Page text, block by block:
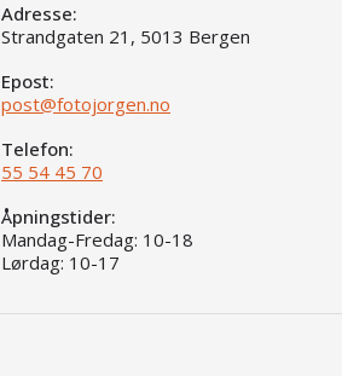
Adresse:
Strandgaten 21, 5013 Bergen
Epost:
post@fotojorgen.no
Telefon:
55 54 45 70
Åpningstider:
Mandag-Fredag: 10-18
Lørdag: 10-17